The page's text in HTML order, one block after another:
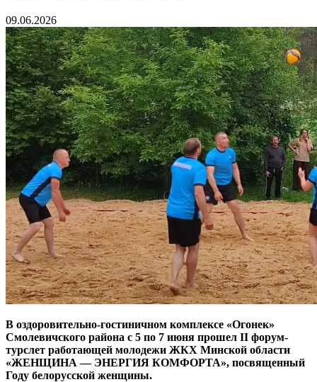
09.06.2026
В оздоровительно-гостиничном комплексе «Огонек»
Смолевичского района с 5 по 7 июня прошел II форум-
турслет работающей молодежи ЖКХ Минской области
«ЖЕНЩИНА — ЭНЕРГИЯ КОМФОРТА», посвященный
Году белорусской женщины.